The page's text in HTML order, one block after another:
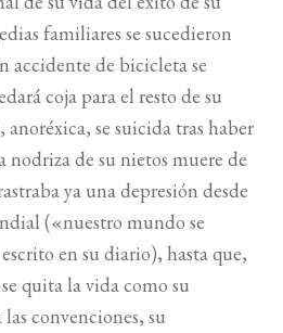
familiares se sucedieron
accidente de bicicleta se
coja para el resto de su
se suicida tras haber
nodriza de su nietos muere de
ya una depresión desde
(«nuestro mundo se
en su diario), hasta que,
quita la vida como su
convenciones, su